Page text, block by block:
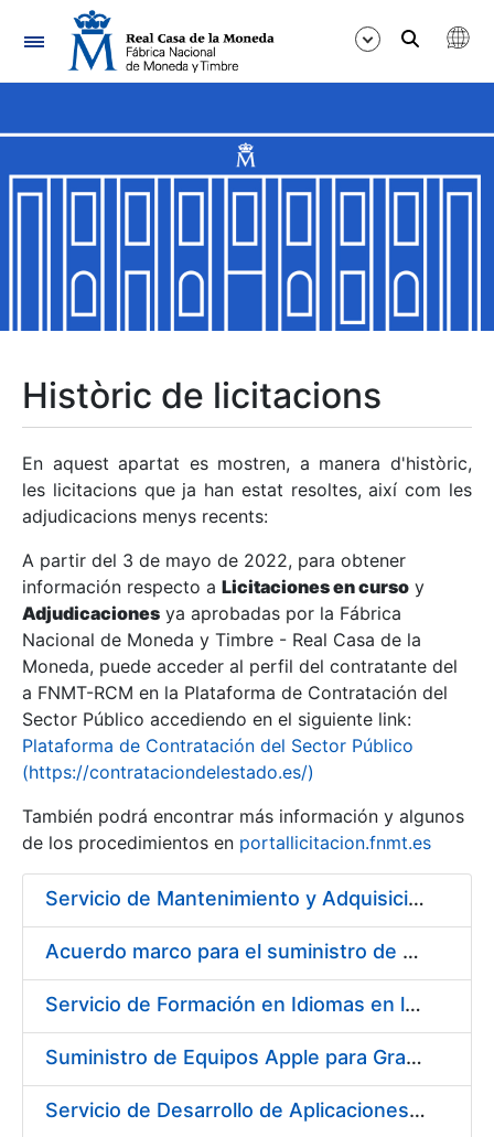
Navegació
Mostra/Amaga
Mostra/Amaga
Mostra/Amaga
Mostra/Amaga
Mostra/Amaga
Mostra/Amaga
Històric de licitacions
En aquest apartat es mostren, a manera d'històric,
les licitacions que ja han estat resoltes, així com les
adjudicacions menys recents:
A partir del 3 de mayo de 2022, para obtener
información respecto a Licitaciones en curso y
Adjudicaciones ya aprobadas por la Fábrica
Nacional de Moneda y Timbre - Real Casa de la
Moneda, puede acceder al perfil del contratante del
a FNMT-RCM en la Plataforma de Contratación del
Sector Público accediendo en el siguiente link:
Plataforma de Contratación del Sector Público
(https://contrataciondelestado.es/)
También podrá encontrar más información y algunos
de los procedimientos en portallicitacion.fnmt.es
Servicio de Mantenimiento y Adquisición de las Tapas Automáticas Hygolet instaladas en la FNMT-RCM de Madrid, y el Suministro de Rollos de Plásticos Originales
Acuerdo marco para el suministro de material de acero inoxidable
Servicio de Formación en Idiomas en la modalidad presencial
Suministro de Equipos Apple para Grabado Artístico de Moneda y Preimpresión
Servicio de Desarrollo de Aplicaciones con AppWorks